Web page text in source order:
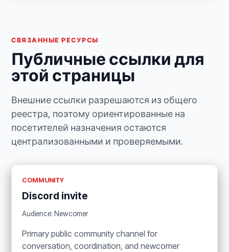
СВЯЗАННЫЕ РЕСУРСЫ
Публичные ссылки для
этой страницы
Внешние ссылки разрешаются из общего
реестра, поэтому ориентированные на
посетителей назначения остаются
централизованными и проверяемыми.
COMMUNITY
Discord invite
Audience: Newcomer
Primary public community channel for
conversation, coordination, and newcomer